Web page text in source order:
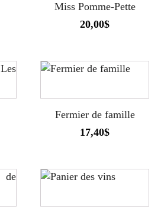
Miss Pomme-Pette
20,00$
Fermier de famille
17,40$